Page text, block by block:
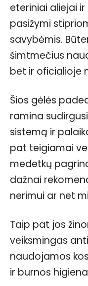
eteriniai aliejai
pasižymi
savybėmis.
šimtmečius
bet ir oficialioje
Šios gėlės
ramina
sistemą ir
pat teigiamai
medetkų
dažnai
nerimui ar net
Taip pat jos
veiksmingas
naudojamos
ir burnos